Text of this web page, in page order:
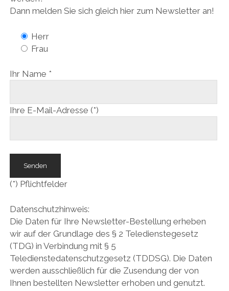
PRESSECLIPPINGS
DOWNLOAD
öffnen
Dann melden Sie sich gleich hier zum Newsletter an!
Herr
Frau
Ihr Name *
Ihre E-Mail-Adresse (*)
(*) Pflichtfelder
Datenschutzhinweis:
Die Daten für Ihre Newsletter-Bestellung erheben
wir auf der Grundlage des § 2 Teledienstegesetz
(TDG) in Verbindung mit § 5
Teledienstedatenschutzgesetz (TDDSG). Die Daten
werden ausschließlich für die Zusendung der von
Ihnen bestellten Newsletter erhoben und genutzt.